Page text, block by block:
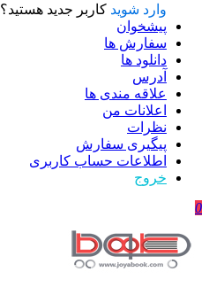
وارد شوید کاربر جدید هستید؟
پیشخوان
سفارش ها
دانلود ها
آدرس
علاقه مندی ها
اعلانات من
نظرات
پیگیری سفارش
اطلاعات حساب كاربری
خروج
0